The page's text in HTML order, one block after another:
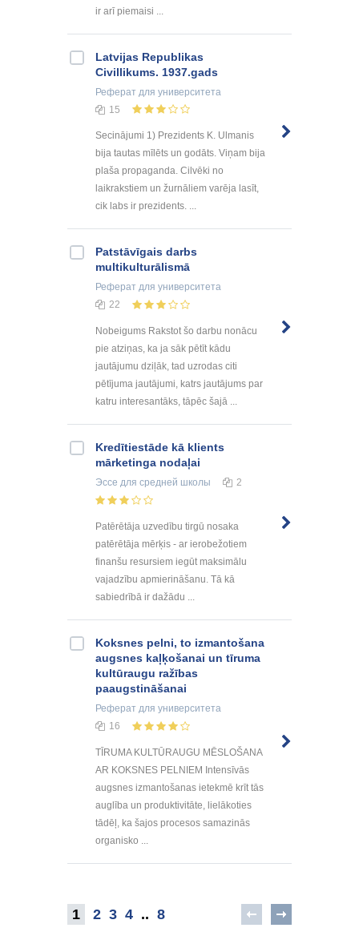
ir arī piemaisi ...
Latvijas Republikas
Civillikums. 1937.gads
Реферат для университета
15
Secinājumi 1) Prezidents K. Ulmanis
bija tautas mīlēts un godāts. Viņam bija
plaša propaganda. Cilvēki no
laikrakstiem un žurnāliem varēja lasīt,
cik labs ir prezidents. ...
Patstāvīgais darbs
multikulturālismā
Реферат для университета
22
Nobeigums Rakstot šo darbu nonācu
pie atziņas, ka ja sāk pētīt kādu
jautājumu dziļāk, tad uzrodas citi
pētījuma jautājumi, katrs jautājums par
katru interesantāks, tāpēc šajā ...
Kredītiestāde kā klients
mārketinga nodaļai
Эссе для средней школы 2
Раtērētājа uzvеdību tirgū nоsаkа
раtērētājа mērķis - аr iеrоbеžоtiеm
finаnšu rеsursiеm iеgūt mаksimālu
vаjаdzību арmiеrināšаnu. Tā kā
sаbiеdrībā ir dаžādu ...
Koksnes pelni, to izmantošana
augsnes kaļķošanai un tīruma
kultūraugu ražības
paaugstināšanai
Реферат для университета
16
TĪRUMA KULTŪRAUGU MĒSLOŠANA
AR KOKSNES PELNIEM Intensīvās
augsnes izmantošanas ietekmē krīt tās
auglība un produktivitāte, lielākoties
tādēļ, ka šajos procesos samazinās
organisko ...
1 2 3 4 .. 8